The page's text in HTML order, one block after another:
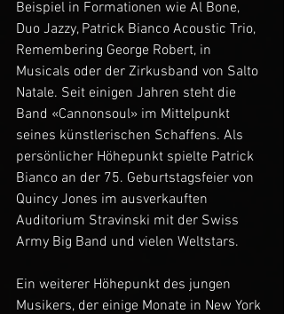
Beispiel in Formationen wie Al Bone,
Duo Jazzy, Patrick Bianco Acoustic Trio,
Remembering George Robert, in
Musicals oder der Zirkusband von Salto
Natale. Seit einigen Jahren steht die
Band «Cannonsoul» im Mittelpunkt
seines künstlerischen Schaffens. Als
persönlicher Höhepunkt spielte Patrick
Bianco an der 75. Geburtstagsfeier von
Quincy Jones im ausverkauften
Auditorium Stravinski mit der Swiss
Army Big Band und vielen Weltstars.
Ein weiterer Höhepunkt des jungen
Musikers, der einige Monate in New York